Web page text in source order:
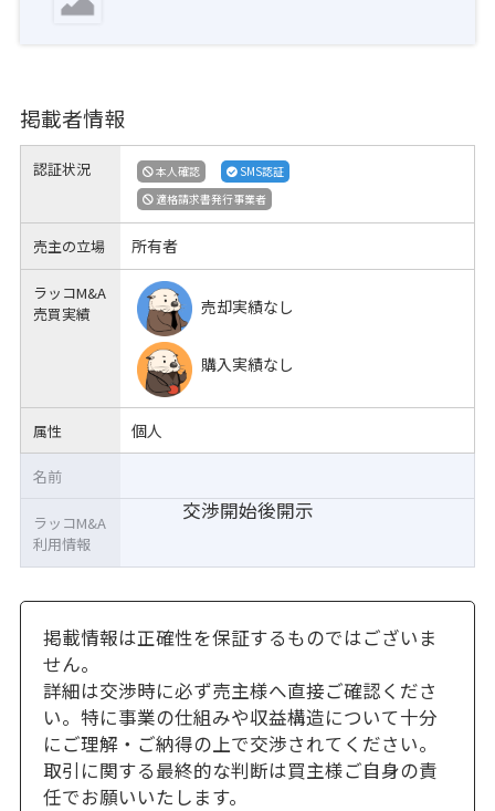
掲載者情報
認証状況 本人確認
SMS認証
適格請求書発行事業者
売主の立場 所有者
ラッコM&A
売買実績
売却実績なし
購入実績なし
属性 個人
交渉開始後開示
名前
ラッコM&A
利用情報
掲載情報は正確性を保証するものではございま
せん。
詳細は交渉時に必ず売主様へ直接ご確認くださ
い。特に事業の仕組みや収益構造について十分
にご理解・ご納得の上で交渉されてください。
取引に関する最終的な判断は買主様ご自身の責
任でお願いいたします。